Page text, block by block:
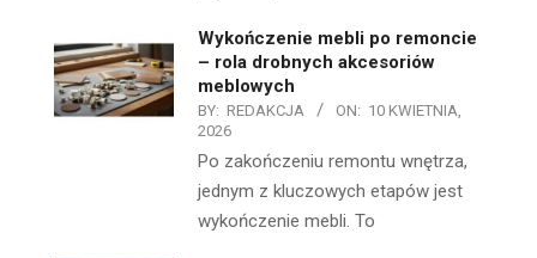
Wykończenie mebli po remoncie
– rola drobnych akcesoriów
meblowych
BY: REDAKCJA ON: 10 KWIETNIA,
2026
Po zakończeniu remontu wnętrza,
jednym z kluczowych etapów jest
wykończenie mebli. To